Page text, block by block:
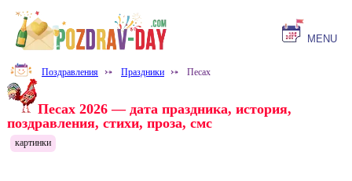
MENU
Поздравления ⤐ Праздники ⤐ Песах
Песах 2026 — дата праздника, история,
поздравления, стихи, проза, смс
картинки